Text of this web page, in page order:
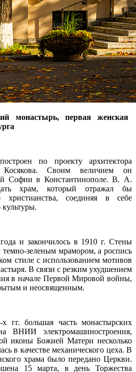
монастырь, первая женская
по проекту архитектора
Косякова. Своим величием он
Софии в Константинополе. В. А.
храм, который отражал бы
христианства, соединяя в себе
и закончилось в 1910 г. Стены
зеленым мрамором, а роспись
стиле с использованием мотивов
В связи с резким ухудшением
в начале Первой Мировой войны,
и неосвященным.
гг. большая часть монастырских
ВНИИ электромашиностроения,
иконы Божией Матери несколько
в качестве механического цеха. В
храма было передано Церкви.
15 марта, в день Торжества